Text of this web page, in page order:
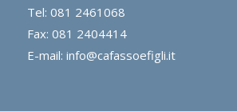
Tel: 081 2461068
Fax: 081 2404414
E-mail: info@cafassoefigli.it